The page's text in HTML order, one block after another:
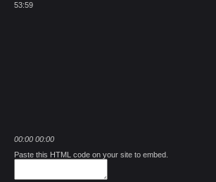
53:59
00:00 00:00
Paste this HTML code on your site to embed.